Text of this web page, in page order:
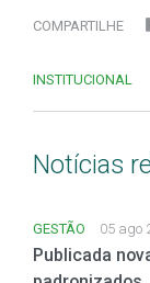
COMPARTILHE
INSTITUCIONAL
Notícias
GESTÃO 05 ago
Publicada